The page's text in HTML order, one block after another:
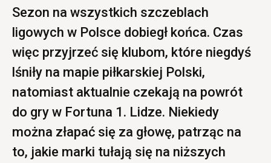
Sezon na wszystkich szczeblach
ligowych w Polsce dobiegł końca. Czas
więc przyjrzeć się klubom, które niegdyś
lśniły na mapie piłkarskiej Polski,
natomiast aktualnie czekają na powrót
do gry w Fortuna 1. Lidze. Niekiedy
można złapać się za głowę, patrząc na
to, jakie marki tułają się na niższych